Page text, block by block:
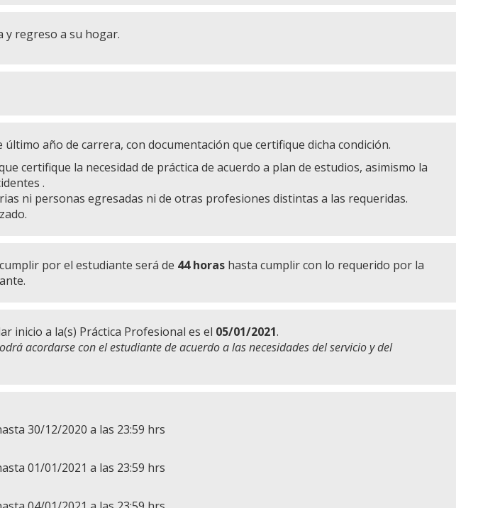
y regreso a su hogar.
año de carrera, con documentación que certifique dicha condición.
certifique la necesidad de práctica de acuerdo a plan de estudios, asimismo la
.
ni personas egresadas ni de otras profesiones distintas a las requeridas.
por el estudiante será de 44 horas hasta cumplir con lo requerido por la
inicio a la(s) Práctica Profesional es el 05/01/2021.
acordarse con el estudiante de acuerdo a las necesidades del servicio y del
30/12/2020 a las 23:59 hrs
01/01/2021 a las 23:59 hrs